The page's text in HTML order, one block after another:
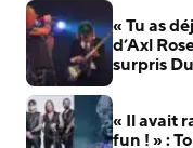
« Tu as
d’Axl
surpris
« Il avait
fun ! » :